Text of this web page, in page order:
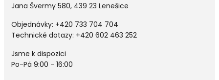
Jana Švermy 580, 439 23 Lenešice
Objednávky: +420 733 704 704
Technické dotazy: +420 602 463 252
Jsme k dispozici
Po-Pá 9:00 - 16:00